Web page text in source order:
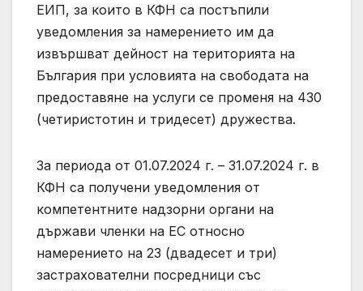
ЕИП, за които в КФН са постъпили
уведомления за намерението им да
извършват дейност на територията на
България при условията на свободата на
предоставяне на услуги се променя на 430
(четиристотин и тридесет) дружества.
За периода от 01.07.2024 г. – 31.07.2024 г. в
КФН са получени уведомления от
компетентните надзорни органи на
държави членки на ЕС относно
намерението на 23 (двадесет и три)
застрахователни посредници със